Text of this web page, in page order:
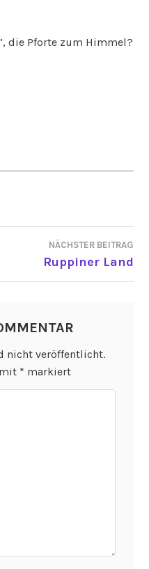
die Pforte zum Himmel?
NÄCHSTER BEITRAG
Ruppiner Land
nicht veröffentlicht.
* markiert